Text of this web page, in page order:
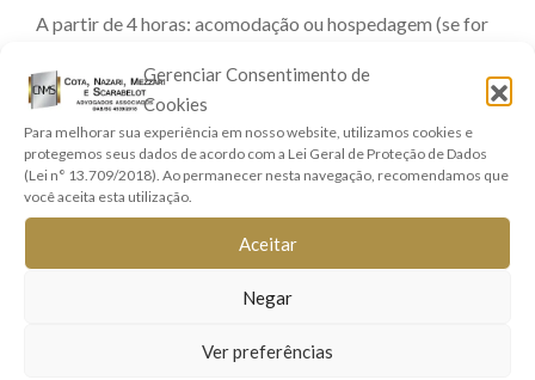
Gerenciar Consentimento de
Cookies
Para melhorar sua experiência em nosso website, utilizamos cookies e
protegemos seus dados de acordo com a Lei Geral de Proteção de Dados
(Lei n° 13.709/2018). Ao permanecer nesta navegação, recomendamos que
você aceita esta utilização.
Aceitar
Negar
Ver preferências
A partir de 4 horas: acomodação ou hospedagem (se for
acomodação. Se você estiver no local de seu domicílio, a
residência e desta para o aeroporto.
No caso de cancelamento do voo, o passageiro possui
direito a escolher entre: a) receber o reembolso integral
sua conveniência, sem custo; c) embarcar no próximo
voo da mesma empresa para o mesmo destino, caso